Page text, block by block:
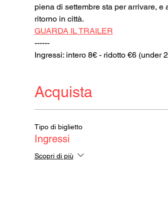
piena di settembre sta per arrivare,
ritorno in città.
GUARDA IL TRAILER
------
Ingressi: intero 8€ - ridotto €6 (under
Acquista
Tipo di biglietto
Ingressi
Scopri di più